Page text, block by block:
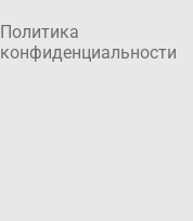
Политика
конфиденциальности